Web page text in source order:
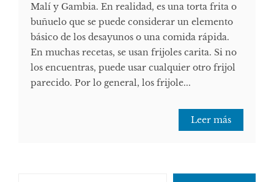
Malí y Gambia. En realidad, es una torta frita o
buñuelo que se puede considerar un elemento
básico de los desayunos o una comida rápida.
En muchas recetas, se usan frijoles carita. Si no
los encuentras, puede usar cualquier otro frijol
parecido. Por lo general, los frijole...
Leer más